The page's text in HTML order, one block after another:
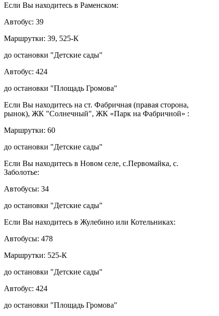
Если Вы находитесь в Раменском:
Автобус: 39
Маршрутки: 39, 525-К
до остановки "Детские сады"
Автобус: 424
до остановки "Площадь Громова"
Если Вы находитесь на ст. Фабричная (правая сторона,
рынок), ЖК "Солнечный", ЖК «Парк на Фабричной» :
Маршрутки: 60
до остановки "Детские сады"
Если Вы находитесь в Новом селе, с.Первомайка, с.
Заболотье:
Автобусы: 34
до остановки "Детские сады"
Если Вы находитесь в Жулебино или Котельниках:
Автобусы: 478
Маршрутки: 525-К
до остановки "Детские сады"
Автобус: 424
до остановки "Площадь Громова"